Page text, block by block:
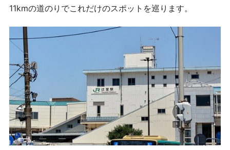
11kmの道のりでこれだけのスポットを巡ります。